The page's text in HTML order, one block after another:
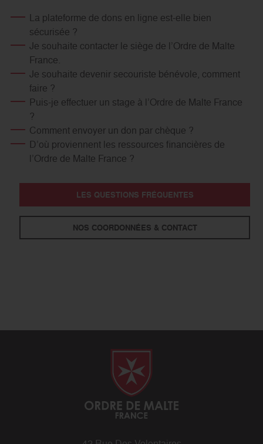
La plateforme de dons en ligne est-elle bien
sécurisée ?
Je souhaite contacter le siège de l’Ordre de Malte
France.
Je souhaite devenir secouriste bénévole, comment
faire ?
Puis-je effectuer un stage à l’Ordre de Malte France
?
Comment envoyer un don par chèque ?
D’où proviennent les ressources financières de
l’Ordre de Malte France ?
LES QUESTIONS FRÉQUENTES
NOS COORDONNÉES & CONTACT